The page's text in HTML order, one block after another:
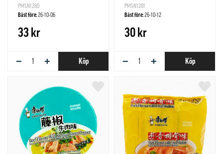
PMSN1280
Bäst före:26-10-06
33 kr
− + Köp
PMSN1281
Bäst före:26-10-12
30 kr
− + Köp